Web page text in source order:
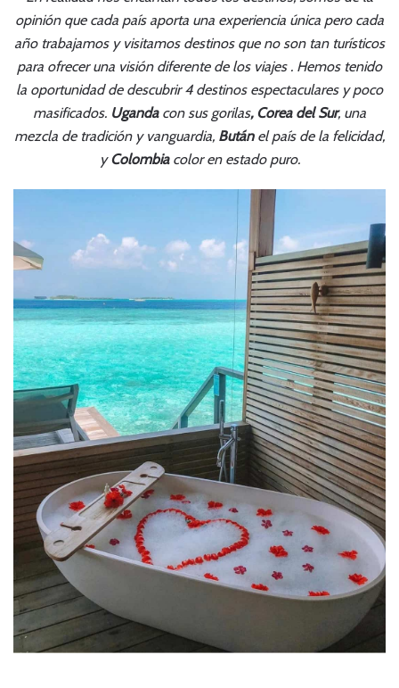
opinión que cada país aporta una experiencia única pero cada
año trabajamos y visitamos destinos que no son tan turísticos
para ofrecer una visión diferente de los viajes . Hemos tenido
la oportunidad de descubrir 4 destinos espectaculares y poco
masificados. Ugandacon sus gorilas, Corea del Sur, una
mezcla de tradición y vanguardia, Butánel país de la felicidad,
yColombiacolor en estado puro.